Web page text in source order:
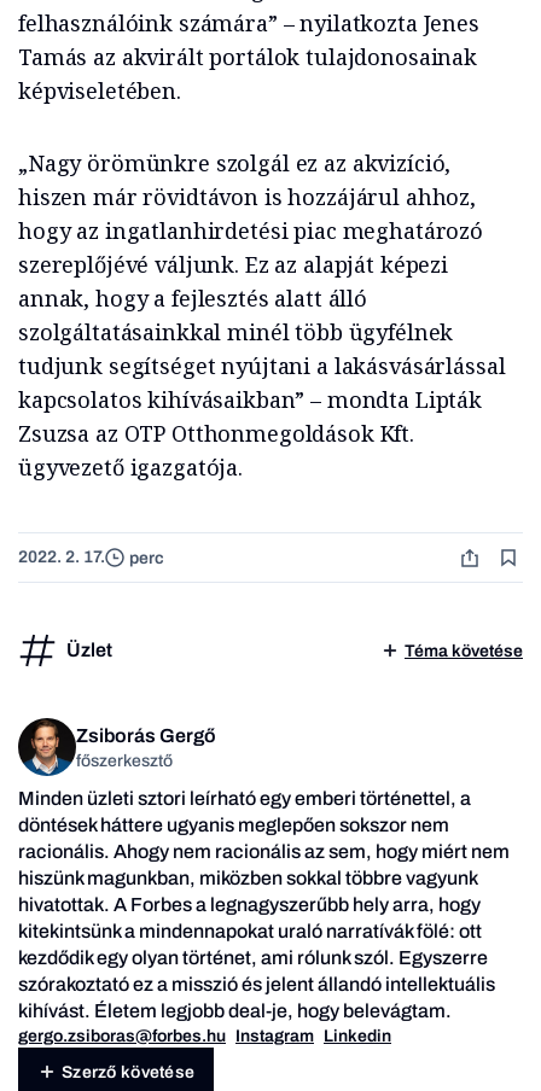
felhasználóink számára” – nyilatkozta Jenes
Tamás az akvirált portálok tulajdonosainak
képviseletében.
„Nagy örömünkre szolgál ez az akvizíció,
hiszen már rövidtávon is hozzájárul ahhoz,
hogy az ingatlanhirdetési piac meghatározó
szereplőjévé váljunk. Ez az alapját képezi
annak, hogy a fejlesztés alatt álló
szolgáltatásainkkal minél több ügyfélnek
tudjunk segítséget nyújtani a lakásvásárlással
kapcsolatos kihívásaikban” – mondta Lipták
Zsuzsa az OTP Otthonmegoldások Kft.
ügyvezető igazgatója.
2022. 2. 17. perc
Üzlet Téma követése
Zsiborás Gergő
főszerkesztő
Minden üzleti sztori leírható egy emberi történettel, a
döntések háttere ugyanis meglepően sokszor nem
racionális. Ahogy nem racionális az sem, hogy miért nem
hiszünk magunkban, miközben sokkal többre vagyunk
hivatottak. A Forbes a legnagyszerűbb hely arra, hogy
kitekintsünk a mindennapokat uraló narratívák fölé: ott
kezdődik egy olyan történet, ami rólunk szól. Egyszerre
szórakoztató ez a misszió és jelent állandó intellektuális
kihívást. Életem legjobb deal-je, hogy belevágtam.
gergo.zsiboras@forbes.hu Instagram Linkedin
Szerző követése